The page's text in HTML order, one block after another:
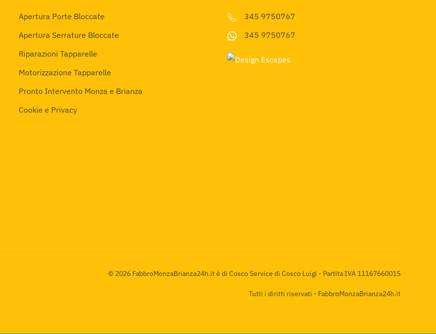
Apertura Porte Bloccate
Apertura Serrature Bloccate
Riparazioni Tapparelle
Motorizzazione Tapparelle
Pronto Intervento Monza e Brianza
Cookie e Privacy
345 9750767
345 9750767
© 2026 FabbroMonzaBrianza24h.it è di Cosco Service di Cosco Luigi - Partita IVA 11167660015
Tutti i diritti riservati - FabbroMonzaBrianza24h.it